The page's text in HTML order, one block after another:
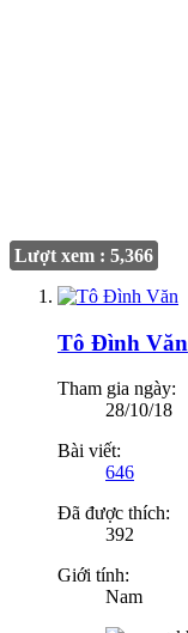
Lượt xem : 5,366
Tô Đình Văn
Tham gia ngày:
28/10/18
Bài viết:
646
Đã được thích:
392
Giới tính:
Nam